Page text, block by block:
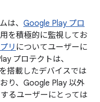
は、 Google Play プロ
を積極的に監視してお
リ についてユーザーに
プロテクトは、
を搭載したデバイスでは
り、Google Play 以外
るユーザーにとっては